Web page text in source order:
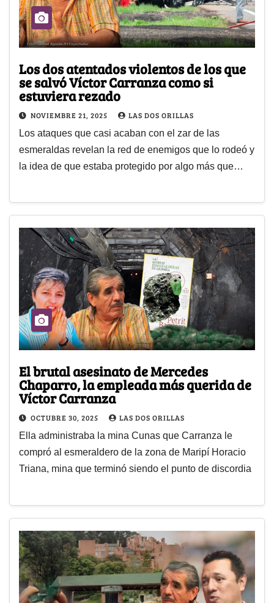
Los dos atentados violentos de los que
se salvó Víctor Carranza como si
estuviera rezado
NOVIEMBRE 21, 2025 LAS DOS ORILLAS
Los ataques que casi acaban con el zar de las
esmeraldas revelan la red de enemigos que lo rodeó y
la idea de que estaba protegido por algo más que…
El brutal asesinato de Mercedes
Chaparro, la empleada más querida de
Víctor Carranza
OCTUBRE 30, 2025 LAS DOS ORILLAS
Ella administraba la mina Cunas que Carranza le
compró al esmeraldero de la zona de Maripí Horacio
Triana, mina que terminó siendo el punto de discordia